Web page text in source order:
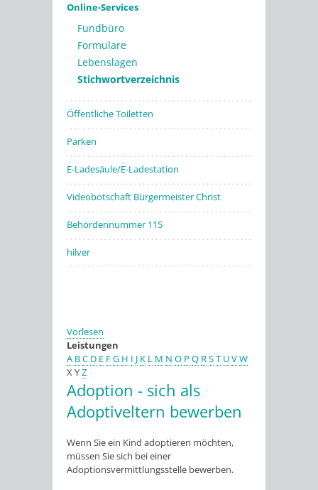
Online-Services
Fundbüro
Formulare
Lebenslagen
Stichwortverzeichnis
Öffentliche Toiletten
Parken
E-Ladesäule/E-Ladestation
Videobotschaft Bürgermeister Christ
Behördennummer 115
hilver
Vorlesen
Leistungen
A BC D E FG H I J K L M N O P Q RST UVW
XYZ
Adoption - sich als
Adoptiveltern bewerben
Wenn Sie ein Kind adoptieren möchten,
müssen Sie sich bei einer
Adoptionsvermittlungsstelle bewerben.